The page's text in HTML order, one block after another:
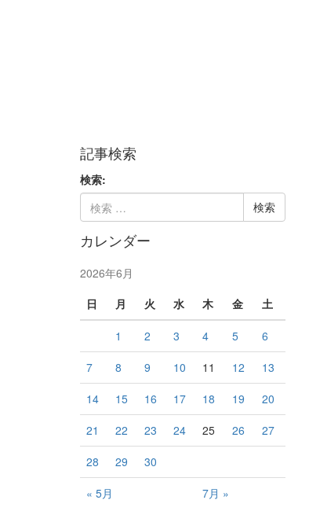
記事検索
検索:
カレンダー
2026年6月
日
月 火 水 木 金 土
« 5月 7月 »
1 2 3 4 5
6
7
8 9 10 11 12
13
14
15 16 17 18 19
20
21
22 23 24 25 26
27
28
29 30